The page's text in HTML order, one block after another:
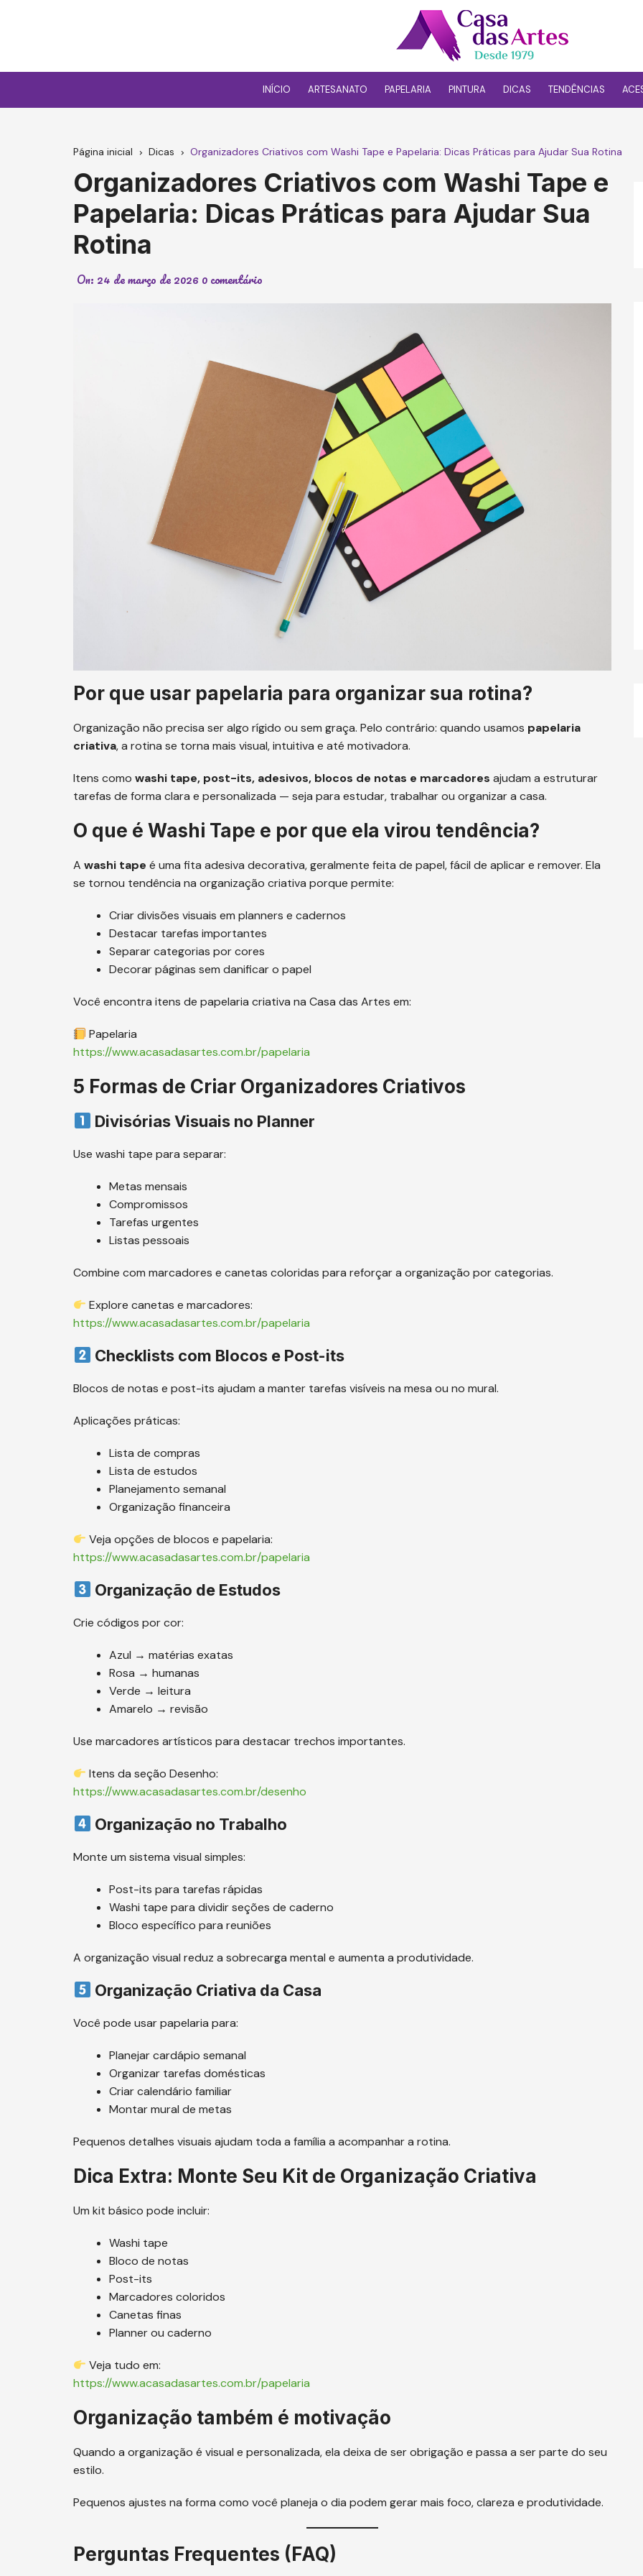
INÍCIO ARTESANATO PAPELARIA PINTURA DICAS TENDÊNCIAS
Página inicial Dicas Organizadores Criativos com Washi Tape e Papelaria: Dicas Práticas para Ajudar Sua Rotina
Organizadores Criativos com Washi Tape e
Papelaria: Dicas Práticas para Ajudar Sua
Rotina
On: 24 de março de 20260 comentário
Por que usar papelaria para organizar sua rotina?
Organização não precisa ser algo rígido ou sem graça. Pelo contrário: quando usamos papelaria
criativa, a rotina se torna mais visual, intuitiva e até motivadora.
Itens como washi tape, post-its, adesivos, blocos de notas e marcadores ajudam a estruturar
tarefas de forma clara e personalizada — seja para estudar, trabalhar ou organizar a casa.
O que é Washi Tape e por que ela virou tendência?
A washi tape é uma fita adesiva decorativa, geralmente feita de papel, fácil de aplicar e remover. Ela
se tornou tendência na organização criativa porque permite:
Criar divisões visuais em planners e cadernos
Destacar tarefas importantes
Separar categorias por cores
Decorar páginas sem danificar o papel
Você encontra itens de papelaria criativa na Casa das Artes em:
Papelaria
https://www.acasadasartes.com.br/papelaria
5 Formas de Criar Organizadores Criativos
Divisórias Visuais no Planner
Use washi tape para separar:
Metas mensais
Compromissos
Tarefas urgentes
Listas pessoais
Combine com marcadores e canetas coloridas para reforçar a organização por categorias.
Explore canetas e marcadores:
https://www.acasadasartes.com.br/papelaria
Checklists com Blocos e Post-its
Blocos de notas e post-its ajudam a manter tarefas visíveis na mesa ou no mural.
Aplicações práticas:
Lista de compras
Lista de estudos
Planejamento semanal
Organização financeira
Veja opções de blocos e papelaria:
https://www.acasadasartes.com.br/papelaria
Organização de Estudos
Crie códigos por cor:
Azul → matérias exatas
Rosa → humanas
Verde → leitura
Amarelo → revisão
Use marcadores artísticos para destacar trechos importantes.
Itens da seção Desenho:
https://www.acasadasartes.com.br/desenho
Organização no Trabalho
Monte um sistema visual simples:
Post-its para tarefas rápidas
Washi tape para dividir seções de caderno
Bloco específico para reuniões
A organização visual reduz a sobrecarga mental e aumenta a produtividade.
Organização Criativa da Casa
Você pode usar papelaria para:
Planejar cardápio semanal
Organizar tarefas domésticas
Criar calendário familiar
Montar mural de metas
Pequenos detalhes visuais ajudam toda a família a acompanhar a rotina.
Dica Extra: Monte Seu Kit de Organização Criativa
Um kit básico pode incluir:
Washi tape
Bloco de notas
Post-its
Marcadores coloridos
Canetas finas
Planner ou caderno
Veja tudo em:
https://www.acasadasartes.com.br/papelaria
Organização também é motivação
Quando a organização é visual e personalizada, ela deixa de ser obrigação e passa a ser parte do seu
estilo.
Pequenos ajustes na forma como você planeja o dia podem gerar mais foco, clareza e produtividade.
Perguntas Frequentes (FAQ)